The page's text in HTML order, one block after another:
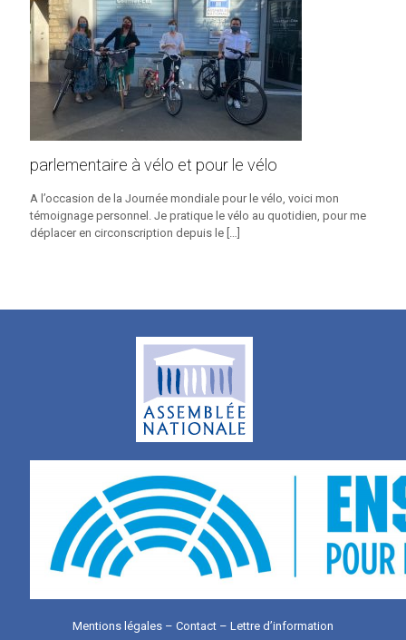
parlementaire à vélo et pour le vélo
A l’occasion de la Journée mondiale pour le vélo, voici mon
témoignage personnel. Je pratique le vélo au quotidien, pour me
déplacer en circonscription depuis le […]
Mentions légales – Contact – Lettre d’information